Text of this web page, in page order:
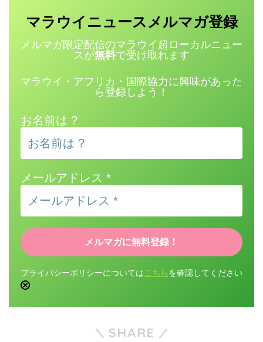
マラウイニュース メルマガ登録
メルマガ限定配信のマラウイ超ローカルニュー
スが無料で受け取れます
マラウイ・アフリカ・国際協力に興味があった
ら登録しよう！
お名前は ?
メールアドレス *
プライバシーポリシーについては こちら を確認してください
SHARE